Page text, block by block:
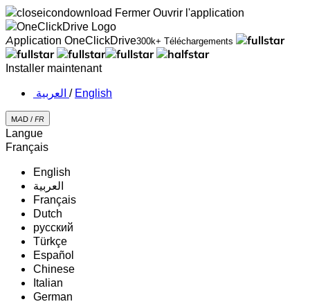
Fermer Ouvrir l'application
Application OneClickDrive300k+ Téléchargements
Installer maintenant
‏العربية ‏ / English
MAD / FR
Langue
Français
English
‏العربية‏
Français
Dutch
русский
Türkçe
Español
Chinese
Italian
German